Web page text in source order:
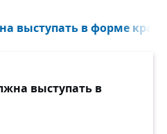
выступать в форме
выступать в